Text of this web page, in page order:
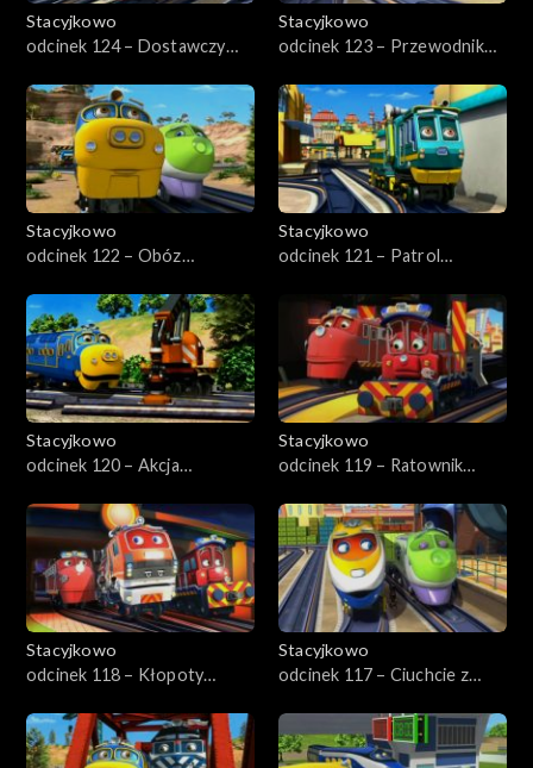
Stacyjkowo
odcinek 124 – Dostawczy
Stacyjkowo
odcinek 123 – Przewodnik
Stacyjkowo
odcinek 122 – Obóz
Stacyjkowo
odcinek 121 – Patrol
Stacyjkowo
odcinek 120 – Akcja
Stacyjkowo
odcinek 119 – Ratownik
Stacyjkowo
odcinek 118 – Kłopoty
Stacyjkowo
odcinek 117 – Ciuchcie z